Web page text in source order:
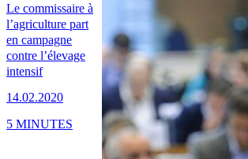
Le commissaire à
l’agriculture part
en campagne
contre l’élevage
intensif
14.02.2020
5 MINUTES